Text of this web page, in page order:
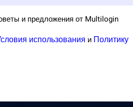
и предложения от Multilogin
использования и Политику